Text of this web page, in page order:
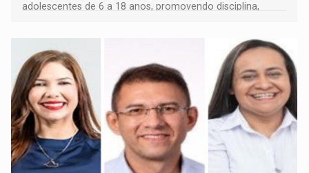
adolescentes de 6 a 18 anos, promovendo disciplina,